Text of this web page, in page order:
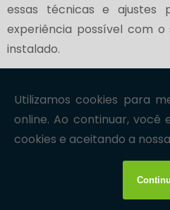
essas técnicas e ajustes
experiência possível com o
instalado.
instalação e configuração
conhecer dicas
performance, você está
um especialista nesse
funcionamento adequado